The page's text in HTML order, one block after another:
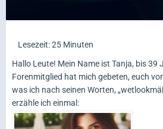
Lesezeit: 25 Minuten
Hallo Leute! Mein Name ist Tanja, bis 39
Forenmitglied hat mich gebeten, euch
was ich nach seinen Worten,
erzähle ich einmal: